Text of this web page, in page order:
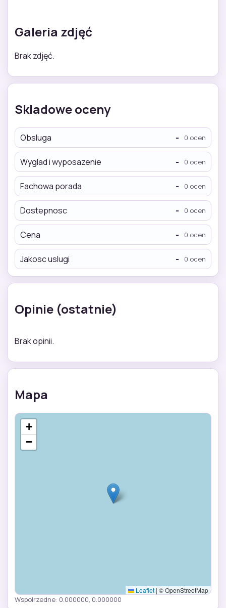
Galeria zdjęć
Brak zdjęć.
Skladowe oceny
Obsluga - 0 ocen
Wyglad i wyposazenie - 0 ocen
Fachowa porada - 0 ocen
Dostepnosc - 0 ocen
Cena - 0 ocen
Jakosc uslugi - 0 ocen
Opinie (ostatnie)
Brak opinii.
Mapa
+
−
Leaflet | © OpenStreetMap
Wspolrzedne: 0.000000, 0.000000